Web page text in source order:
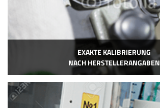
EXAKTE KALIBRIERUNG
NACH HERSTELLERANGABEN